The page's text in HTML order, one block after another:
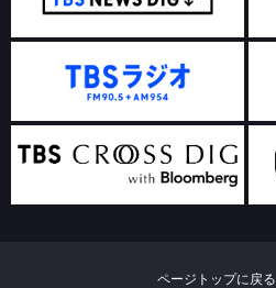
ページトップに戻る